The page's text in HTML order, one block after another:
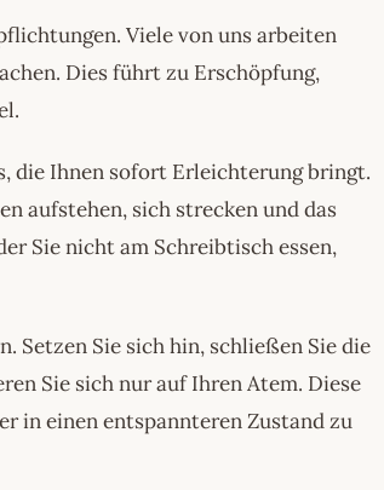
Viele von uns arbeiten
Dies führt zu Erschöpfung,
die Ihnen sofort Erleichterung bringt.
aufstehen, sich strecken und das
Sie nicht am Schreibtisch essen,
Setzen Sie sich hin, schließen Sie die
Sie sich nur auf Ihren Atem. Diese
in einen entspannteren Zustand zu